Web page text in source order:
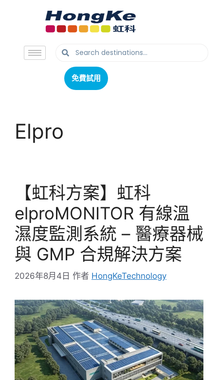
免費試用
免費試用
Elpro
【虹科方案】虹科
elproMONITOR 有線溫
濕度監測系統 – 醫療器械
與 GMP 合規解決方案
2026年8月4日 作者 HongKeTechnology